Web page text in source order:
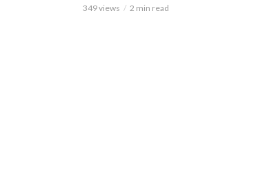
349 views 2 min read